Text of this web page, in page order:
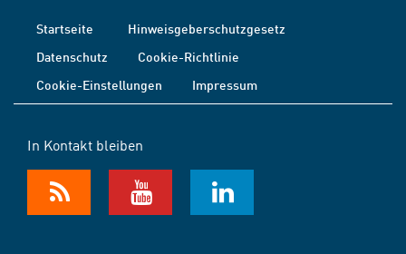
Startseite
Hinweisgeberschutzgesetz
Datenschutz
Cookie-Richtlinie
Cookie-Einstellungen
Impressum
In Kontakt bleiben